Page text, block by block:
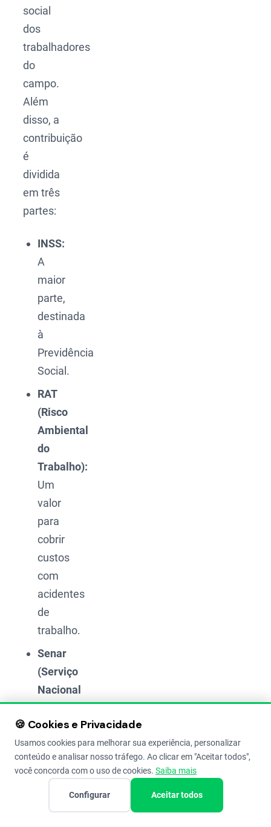
social
dos
trabalhadores
do
campo.
Além
disso, a
contribuição
é
dividida
em três
partes:
INSS:
A
maior
parte,
destinada
à
Previdência
Social.
RAT
(Risco
Ambiental
do
Trabalho):
Um
valor
para
cobrir
custos
com
acidentes
de
trabalho.
Senar
(Serviço
Nacional
de
Aprendizagem
Rural):
Um
percentual
🍪 Cookies e Privacidade
Usamos cookies para melhorar sua experiência, personalizar
conteúdo e analisar nosso tráfego. Ao clicar em "Aceitar todos",
você concorda com o uso de cookies. Saiba mais
Configurar Aceitar todos